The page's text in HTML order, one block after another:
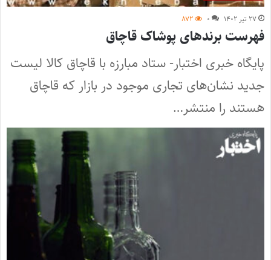
۲۷ تیر ۱۴۰۲ ۰ ۸۷۲
فهرست برندهای پوشاک قاچاق
پایگاه خبری اختبار- ستاد مبارزه با قاچاق کالا لیست
جدید نشان‌های تجاری موجود در بازار که قاچاق
هستند را منتشر…